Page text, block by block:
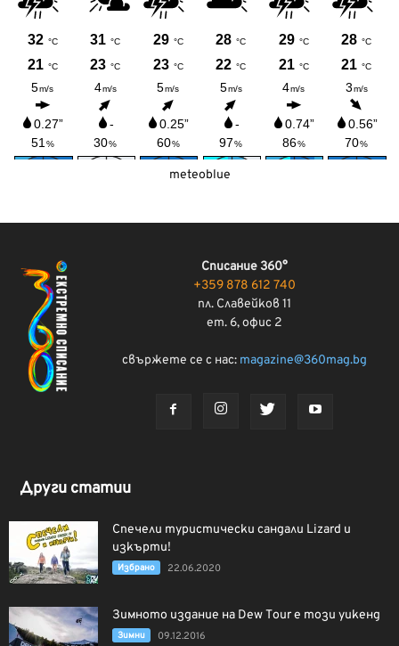
meteoblue
Списание 360°
+359 878 612 740
пл. Славейков 11
ет. 6, офис 2
свържете се с нас: magazine@360mag.bg
Други статии
Спечели туристически сандали Lizard и
изкърти!
Избрано 22.06.2020
Зимното издание на Dew Tour е този уикенд
Зимни 09.12.2016